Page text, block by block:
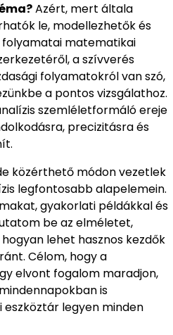
Azért, mert általa
le, modellezhetők és
matematikai
a szívverés
folyamatokról van szó,
a pontos vizsgálathoz.
szemléletformáló ereje
precizitásra és
közérthető módon vezetlek
legfontosabb alapelemein.
gyakorlati példákkal és
be az elméletet,
lehet hasznos kezdők
Célom, hogy a
elvont fogalom maradjon,
is
legyen minden